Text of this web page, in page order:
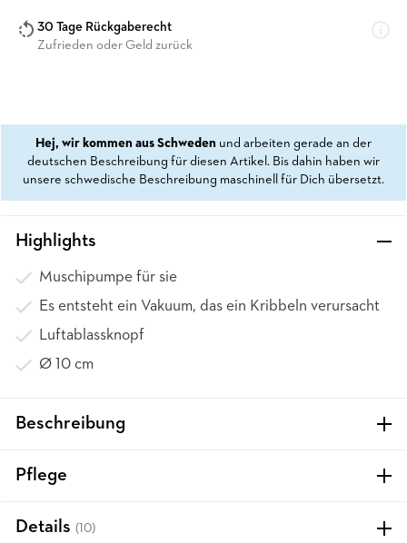
30 Tage Rückgaberecht
Zufrieden oder Geld zurück
Hej, wir kommen aus Schweden und arbeiten gerade an der
deutschen Beschreibung für diesen Artikel. Bis dahin haben wir
unsere schwedische Beschreibung maschinell für Dich übersetzt.
Highlights
Muschipumpe für sie
Es entsteht ein Vakuum, das ein Kribbeln verursacht
Luftablassknopf
Ø 10 cm
Beschreibung
Pflege
Details (10)